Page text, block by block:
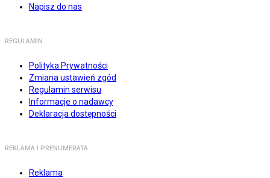
Napisz do nas
REGULAMIN
Polityka Prywatności
Zmiana ustawień zgód
Regulamin serwisu
Informacje o nadawcy
Deklaracja dostępności
REKLAMA I PRENUMERATA
Reklama